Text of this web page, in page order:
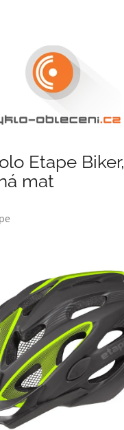
Etape Biker,
mat